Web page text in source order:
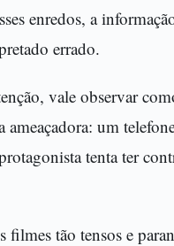
enredos, a
errado.
vale observar
um
tenta ter
filmes tão tensos e